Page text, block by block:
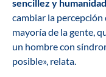
sencillez y
cambiar la percepción
mayoría de la gente,
un hombre con
posible», relata.